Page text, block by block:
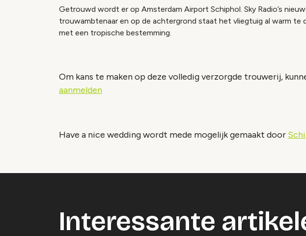
Getrouwd wordt er op Amsterdam Airport Schiphol. Sky Radio’s
trouwambtenaar en op de achtergrond staat het vliegtuig al warm te
met een tropische bestemming.
Om kans te maken op deze volledig verzorgde trouwerij,
aanmelden
Have a nice wedding wordt mede mogelijk gemaakt door
Interessante